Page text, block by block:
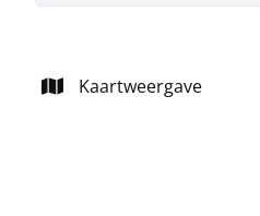
Kaartweergave